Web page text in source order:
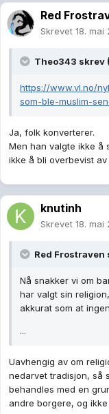
Red
Skrevet 18. mai
Theo343 skrev
https://www.vl.no/
som-ble-muslim-
Ja, folk konverterer.
Men han valgte ikke å
ikke å bli overbevist av
knutinh
Skrevet 18. mai
Red Frostraven
Nå snakker vi om
har valgt sin
akkurat som at
...
Uavhengig av om
nedarvet tradisjon, så
behandles med en
andre borgere, og